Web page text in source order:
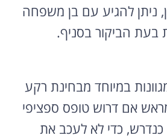
ניתן להגיע עם בן משפחה
בעת הביקור בסניף.
במיוחד מבחינת רקע
אם דרוש טופס ספציפי
כנדרש, כדי לא לעכב את